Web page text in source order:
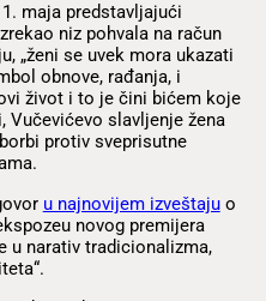
maja predstavljajući
niz pohvala na račun
„ženi se uvek mora ukazati
obnove, rađanja, i
život i to je čini bićem koje
Vučevićevo slavljenje žena
protiv sveprisutne
u najnovijem izveštajuo
novog premijera
u narativ tradicionalizma,